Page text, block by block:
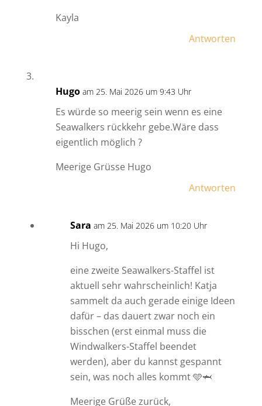
Kayla
Antworten
Hugo am 25. Mai 2026 um 9:43 Uhr
Es würde so meerig sein wenn es eine
Seawalkers rückkehr gebe.Wäre dass
eigentlich möglich ?
Meerige Grüsse Hugo
Antworten
Sara am 25. Mai 2026 um 10:20 Uhr
Hi Hugo,
eine zweite Seawalkers-Staffel ist
aktuell sehr wahrscheinlich! Katja
sammelt da auch gerade einige Ideen
dafür – das dauert zwar noch ein
bisschen (erst einmal muss die
Windwalkers-Staffel beendet
werden), aber du kannst gespannt
sein, was noch alles kommt 🩵🦈
Meerige Grüße zurück,